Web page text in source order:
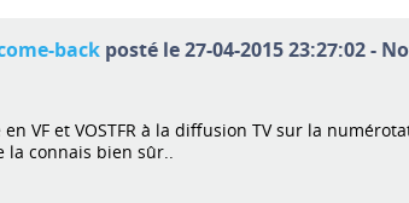
back posté le 27-04-2015 23:27:02 -
VF et VOSTFR à la diffusion TV sur la
connais bien sûr..